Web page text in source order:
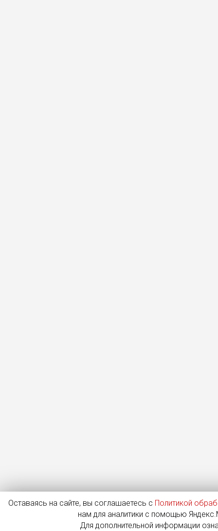
Оставаясь на сайте, вы соглашаетесь с Политикой
нам для аналитики с помощью
Для дополнительной информации